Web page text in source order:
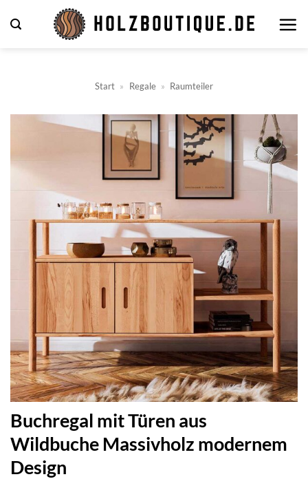
Inhalt
Start » Regale » Raumteiler
Buchregal mit Türen aus
Wildbuche Massivholz modernem
Design